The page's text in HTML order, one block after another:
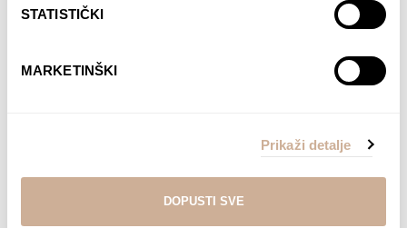
STATISTIČKI
MARKETINŠKI
Prikaži detalje
DOPUSTI SVE